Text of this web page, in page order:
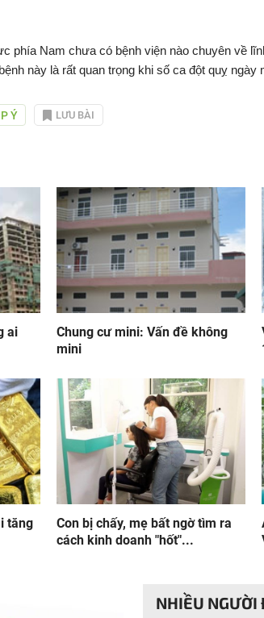
phía Nam chưa có bệnh viện nào chuyên về
này là rất quan trọng khi số ca đột quỵ ngày
Ý LƯU BÀI
ai
Chung cư mini: Vấn đề không
mini
tăng
Con bị chấy, mẹ bất ngờ tìm ra
cách kinh doanh "hốt"...
NHIỀU NGƯỜI